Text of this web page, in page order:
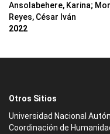
Ansolabehere, Karina;
Reyes, César Iván
2022
Otros Sitios
Universidad Nacional
Coordinación de